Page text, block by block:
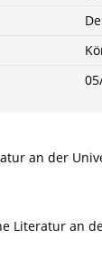
an der
Literatur an